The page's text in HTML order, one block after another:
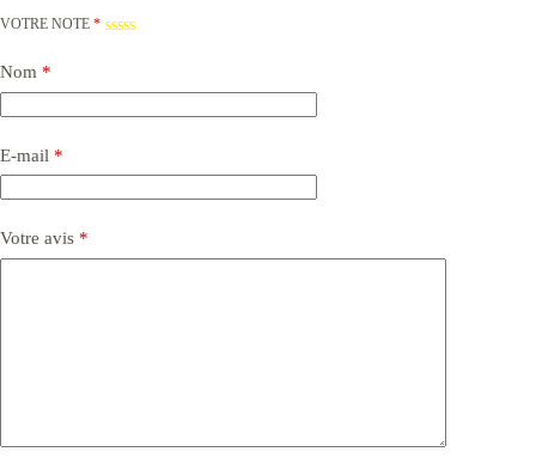
VOTRE NOTE *
Nom *
E-mail *
Votre avis *